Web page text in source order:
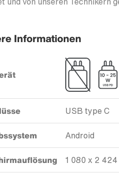
Informationen
USB type C
Android
1 080 x 2